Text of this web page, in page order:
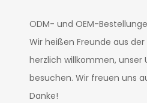
ODM- und OEM-
Wir heißen Freunde aus
herzlich willkommen, unser
besuchen. Wir freuen uns
Danke!